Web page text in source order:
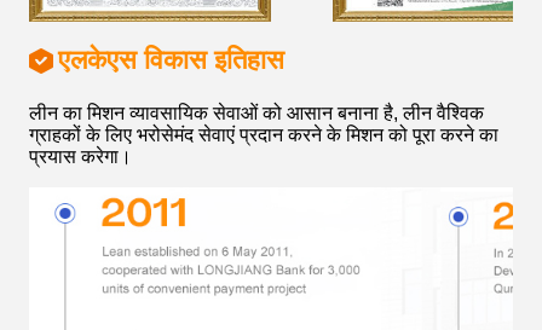
एलकेएस विकास इतिहास
लीन का मिशन व्यावसायिक सेवाओं को आसान बनाना है, लीन वैश्विक
ग्राहकों के लिए भरोसेमंद सेवाएं प्रदान करने के मिशन को पूरा करने का
प्रयास करेगा।